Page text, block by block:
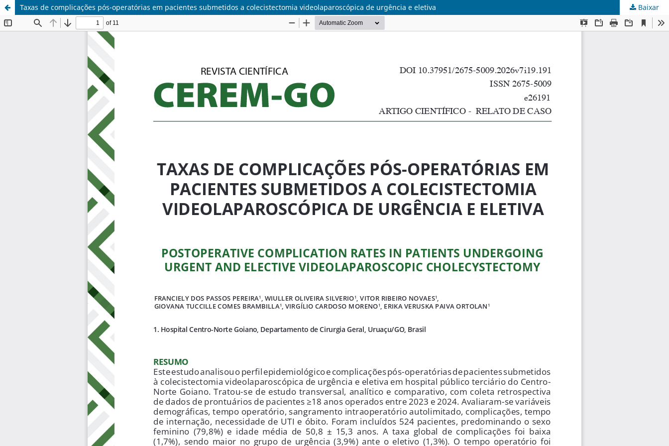
Taxas de complicações pós-operatórias em pacientes submetidos a colecistectomia videolaparoscópica de urgência e eletiva Baixar